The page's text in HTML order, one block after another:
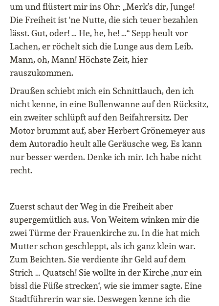
um und flüstert mir ins Ohr: „Merk’s dir, Junge!
Die Freiheit ist 'ne Nutte, die sich teuer bezahlen
lässt. Gut, oder! … He, he, he! …“ Sepp heult vor
Lachen, er röchelt sich die Lunge aus dem Leib.
Mann, oh, Mann! Höchste Zeit, hier
rauszukommen.
Draußen schiebt mich ein Schnittlauch, den ich
nicht kenne, in eine Bullenwanne auf den Rücksitz,
ein zweiter schlüpft auf den Beifahrersitz. Der
Motor brummt auf, aber Herbert Grönemeyer aus
dem Autoradio heult alle Geräusche weg. Es kann
nur besser werden. Denke ich mir. Ich habe nicht
recht.
Zuerst schaut der Weg in die Freiheit aber
supergemütlich aus. Von Weitem winken mir die
zwei Türme der Frauenkirche zu. In die hat mich
Mutter schon geschleppt, als ich ganz klein war.
Zum Beichten. Sie verdiente ihr Geld auf dem
Strich … Quatsch! Sie wollte in der Kirche ‚nur ein
bissl die Füße strecken‘, wie sie immer sagte. Eine
Stadtführerin war sie. Deswegen kenne ich die